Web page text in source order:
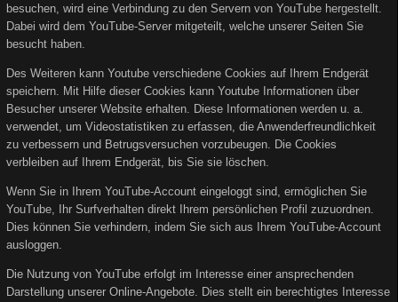
besuchen, wird eine Verbindung zu den Servern von YouTube hergestellt.
Dabei wird dem YouTube-Server mitgeteilt, welche unserer Seiten Sie
besucht haben.
Des Weiteren kann Youtube verschiedene Cookies auf Ihrem Endgerät
speichern. Mit Hilfe dieser Cookies kann Youtube Informationen über
Besucher unserer Website erhalten. Diese Informationen werden u. a.
verwendet, um Videostatistiken zu erfassen, die Anwenderfreundlichkeit
zu verbessern und Betrugsversuchen vorzubeugen. Die Cookies
verbleiben auf Ihrem Endgerät, bis Sie sie löschen.
Wenn Sie in Ihrem YouTube-Account eingeloggt sind, ermöglichen Sie
YouTube, Ihr Surfverhalten direkt Ihrem persönlichen Profil zuzuordnen.
Dies können Sie verhindern, indem Sie sich aus Ihrem YouTube-Account
ausloggen.
Die Nutzung von YouTube erfolgt im Interesse einer ansprechenden
Darstellung unserer Online-Angebote. Dies stellt ein berechtigtes Interesse